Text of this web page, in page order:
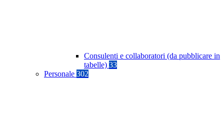
Consulenti e collaboratori (da pubblicare in
tabelle) 33
Personale 302